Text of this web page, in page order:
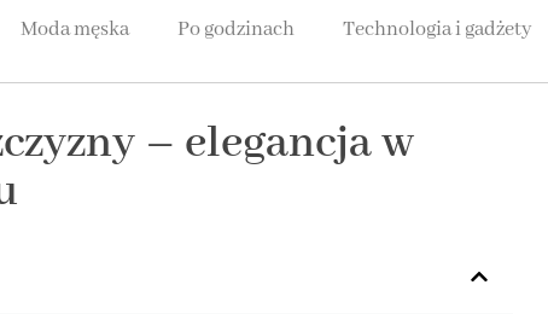
Moda męska Po godzinach Technologia i gadżety
– elegancja w